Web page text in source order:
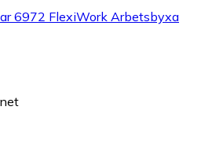
6972 FlexiWork Arbetsbyxa